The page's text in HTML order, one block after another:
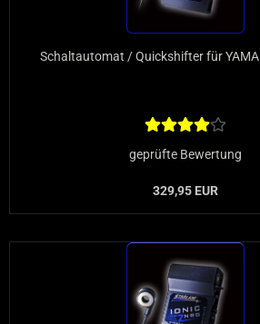
Schaltautomat / Quickshifter für
geprüfte Bewertung
329,95 EUR